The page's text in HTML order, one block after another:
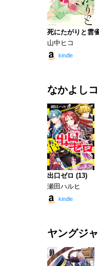
死にたがりと雲
山中ヒコ
kindle
なかよし
出口ゼロ (13)
瀬田ハルヒ
kindle
ヤングジ